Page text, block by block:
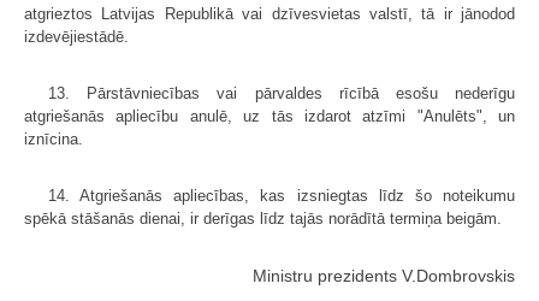
atgrieztos Latvijas Republikā vai dzīvesvietas valstī, tā ir jānodod
izdevējiestādē.
13. Pārstāvniecības vai pārvaldes rīcībā esošu nederīgu
atgriešanās apliecību anulē, uz tās izdarot atzīmi "Anulēts", un
iznīcina.
14. Atgriešanās apliecības, kas izsniegtas līdz šo noteikumu
spēkā stāšanās dienai, ir derīgas līdz tajās norādītā termiņa beigām.
Ministru prezidents V.Dombrovskis